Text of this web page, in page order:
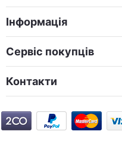
Інформація
Сервіс покупців
Контакти